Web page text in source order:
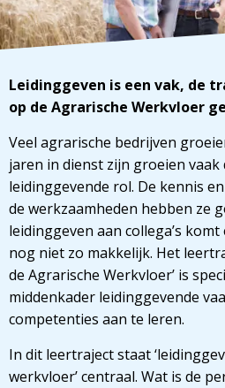
Leidinggeven is een vak, de
op de Agrarische Werkvloer
Veel agrarische bedrijven
jaren in dienst zijn groeien vaak
leidinggevende rol. De kennis
de werkzaamheden hebben ze
leidinggeven aan collega’s komt
nog niet zo makkelijk. Het
de Agrarische Werkvloer’ is
middenkader leidinggevende
competenties aan te leren.
In dit leertraject staat
werkvloer’ centraal. Wat is de